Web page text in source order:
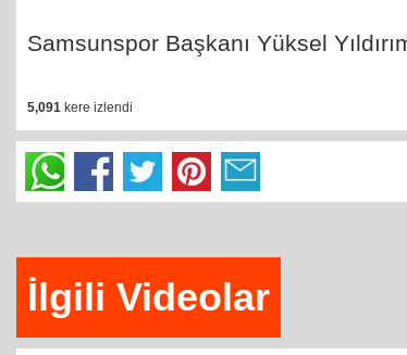
Samsunspor Başkanı Yüksel
5,091 kere izlendi
İlgili Videolar